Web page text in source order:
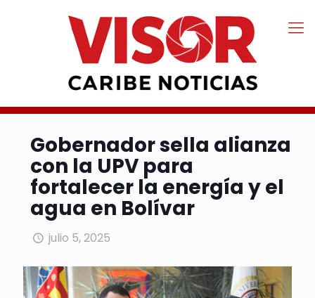
Gobernador sella alianza
con la UPV para
fortalecer la energía y el
agua en Bolívar
julio 5, 2025